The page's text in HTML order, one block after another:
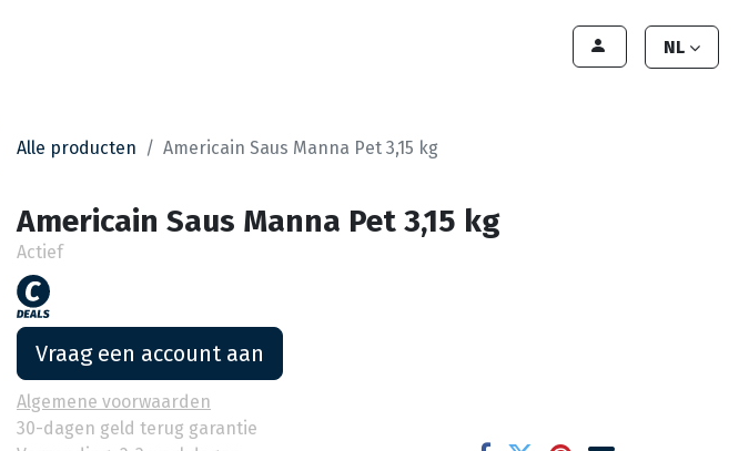
NL
Alle producten Americain Saus Manna Pet 3,15 kg
Americain Saus Manna Pet 3,15 kg
Actief
Vraag een account aan
Algemene voorwaarden
30-dagen geld terug garantie